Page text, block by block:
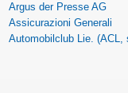
Argus der Presse AG
Assicurazioni Generali
Automobilclub Lie. (ACL,